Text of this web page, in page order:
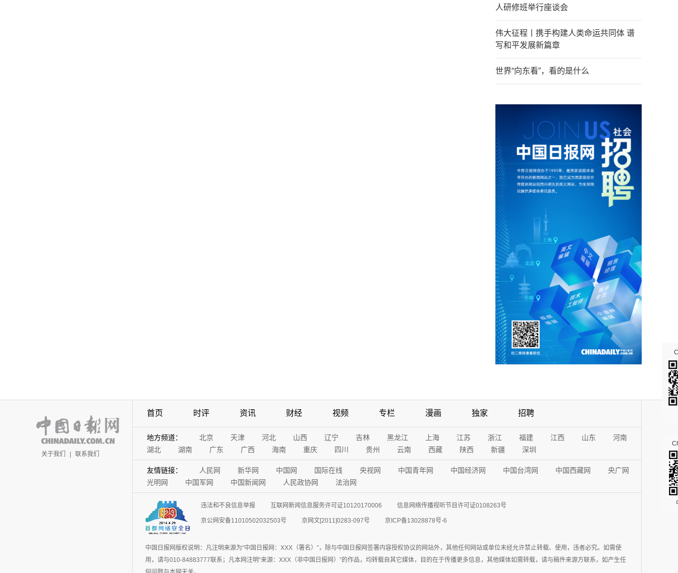
人研修班举行座谈会
伟大征程丨携手构建人类命运共同体 谱
写和平发展新篇章
世界“向东看”，看的是什么
关于我们 | 联系我们
首页 时评 资讯 财经 视频 专栏 漫画 独家 招聘
地方频道： 北京 天津 河北 山西 辽宁 吉林 黑龙江 上海 江苏 浙江 福建 江西 山东
河南
湖北
湖南 广东 广西 海南 重庆 四川 贵州 云南 西藏 陕西 新疆 深圳
友情链接： 人民网 新华网 中国网 国际在线 央视网 中国青年网 中国经济网 中国台湾网 中国西藏网
央广网
光明网
中国军网 中国新闻网 人民政协网 法治网
违法和不良信息举报 互联网新闻信息服务许可证10120170006 信息网络传播视听节目许可证0108263号
京公网安备11010502032503号 京网文[2011]0283-097号 京ICP备13028878号-6
中国日报网版权说明：凡注明来源为“中国日报网：XXX（署名）”，除与中国日报网签署内容授权协议的网站外，其他任何网站或单位未经允许禁止转载、使用，违者必究。如需使
用，请与010-84883777联系；凡本网注明“来源：XXX（非中国日报网）”的作品，均转载自其它媒体，目的在于传播更多信息，其他媒体如需转载，请与稿件来源方联系，如产生任